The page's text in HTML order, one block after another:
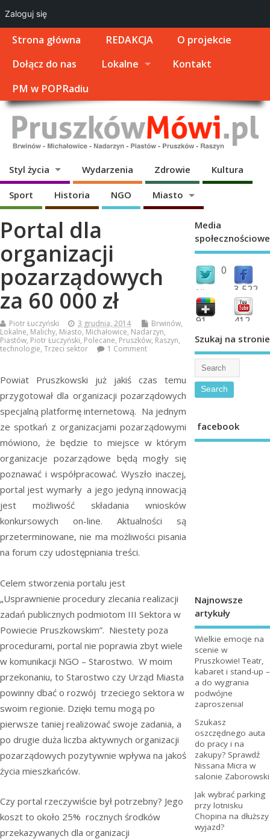
Strona główna REDAKCJA
O projekcie
Dołącz do nas
Lokalne
Kontakt
PM w POPRadiu
Styl życia Wydarzenia Zdrowie Kultura
Sport Historia NGO Miasto
Portal dla
organizacji
pozarządowych
za 60 000 zł
Piotr Łuczyński 3 grudnia, 2014 Brwinów,
Lokalne, Malichy, Miasto, Michałowice, Nadarzyn,
Piastów, Piotr Łuczyński, Polecane, Pruszków, Raszyn,
technologie, Trzeci sektor 1 Comment
Powiat Pruszkowski już jakiś czas temu
przygotował dla organizacji pozarządowych
specjalną platformę internetową. Na jednym
ze spotkań z organizacjami pozarządowymi
mówiono, że będzie to miejsce w którym
organizacje pozarządowe będą mogły się
poznawać i współpracować. Wyszło inaczej,
portal jest wymarły a jego jedyną innowacją
jest możliwość składania wniosków
konkursowych on-line. Aktualności są
przeterminowane, nie ma możliwości pisania
na forum czy udostępniania treści.
Celem stworzenia portalu jest
„Usprawnienie procedury zlecania realizacji
zadań publicznych podmiotom III Sektora w
Powiecie Pruszkowskim”. Niestety poza
procedurami, portal nie poprawia zbyt wiele
w komunikacji NGO – Starostwo. W moim
przekonaniu, to Starostwo czy Urząd Miasta
powinny dbać o rozwój trzeciego sektora w
swoim regionie. Dzięki temu mogą po
pierwsze taniej realizować swoje zadania, a
po drugie duża liczba aktywnych organizacji
pozarządowych pozytywnie wpływa na jakoś
życia mieszkańców.
Czy portal rzeczywiście był potrzebny? Jego
koszt to około 25% rocznych środków
przekazywanych dla organizacji
Media
społecznościowe
0
followers 3,522
fans
91 412
Szukaj na stronie
facebook
Najnowsze
artykuły
Wielkie emocje na
scenie w
Pruszkowie! Teatr,
kabaret i stand-up –
a do wygrania
podwójne
zaproszenia!
Szukasz
oszczędnego auta
do pracy i na
zakupy? Sprawdź
Nissana Micra w
salonie Zaborowski
Jak wybrać parking
przy lotnisku
Chopina na dłuższy
wyjazd?
Zaloguj się